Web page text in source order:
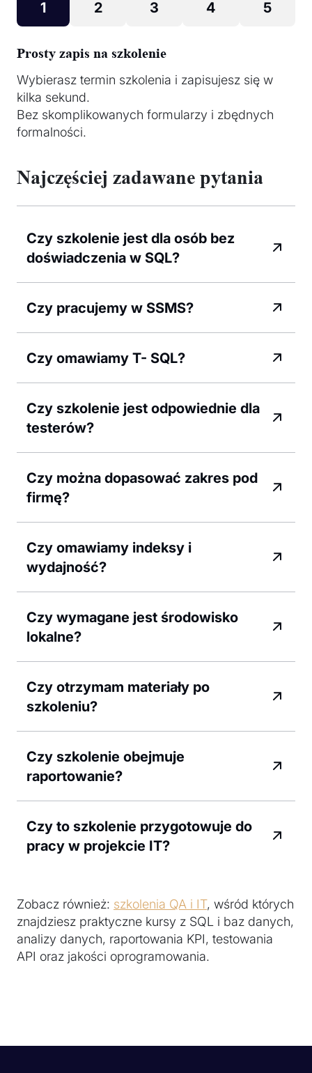
1 2 3 4 5
Prosty zapis na szkolenie
Wybierasz termin szkolenia i zapisujesz się w
kilka sekund.
Bez skomplikowanych formularzy i zbędnych
formalności.
Najczęściej zadawane pytania
Czy szkolenie jest dla osób bez
doświadczenia w SQL?
Czy pracujemy w SSMS?
Czy omawiamy T- SQL?
Czy szkolenie jest odpowiednie dla
testerów?
Czy można dopasować zakres pod
firmę?
Czy omawiamy indeksy i
wydajność?
Czy wymagane jest środowisko
lokalne?
Czy otrzymam materiały po
szkoleniu?
Czy szkolenie obejmuje
raportowanie?
Czy to szkolenie przygotowuje do
pracy w projekcie IT?
Zobacz również: szkolenia QA i IT, wśród których
znajdziesz praktyczne kursy z SQL i baz danych,
analizy danych, raportowania KPI, testowania
API oraz jakości oprogramowania.